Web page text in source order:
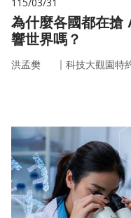
為什麼各國都在搶
響世界嗎？
洪孟樊 ｜ 科技大觀園特